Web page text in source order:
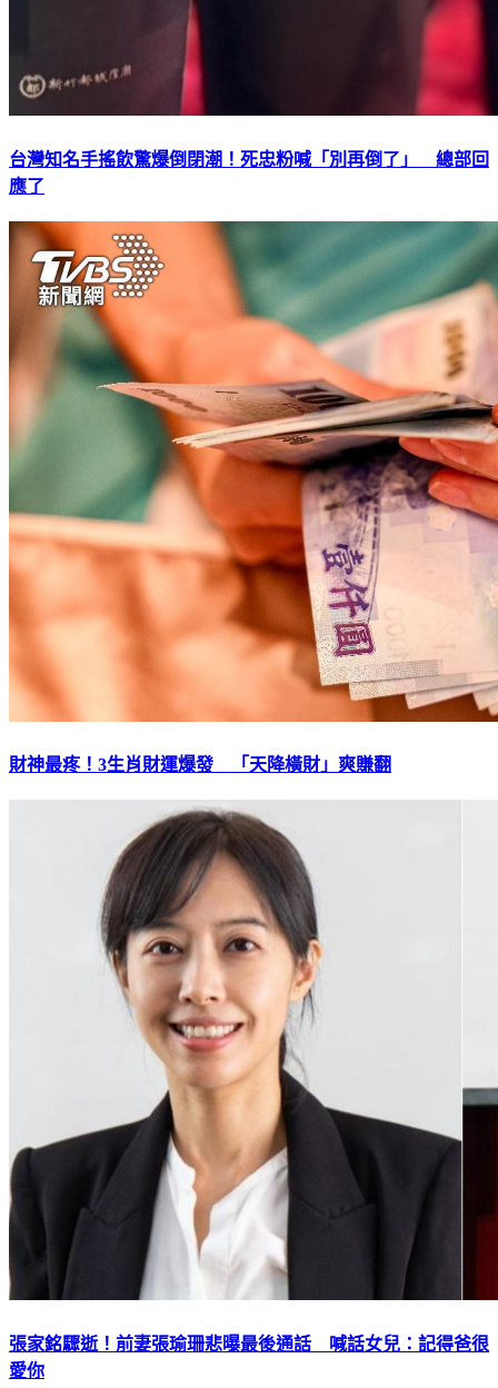
台灣知名手搖飲驚爆倒閉潮！死忠粉喊「別再倒了」 總部回
張家銘驟逝！前妻張瑜珊悲曝最後通話 喊話女兒：記得爸很